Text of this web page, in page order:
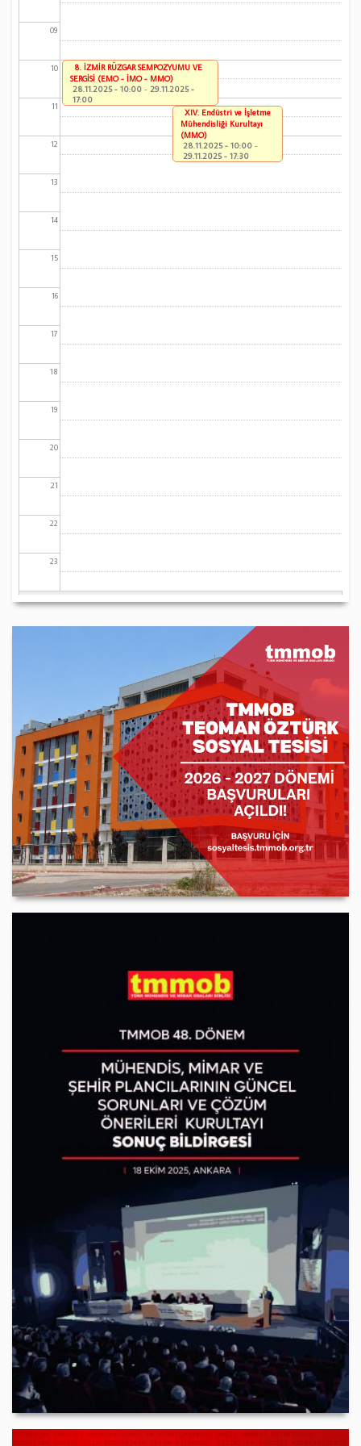
09
10
11
12
13
14
15
16
17
18
19
20
21
22
23
8. İZMİR RÜZGAR SEMPOZYUMU VE
SERGİSİ (EMO - İMO - MMO)
28.11.2025 - 10:00 - 29.11.2025 -
17:00
XIV. Endüstri ve İşletme
Mühendisliği Kurultayı
(MMO)
28.11.2025 - 10:00 -
29.11.2025 - 17:30